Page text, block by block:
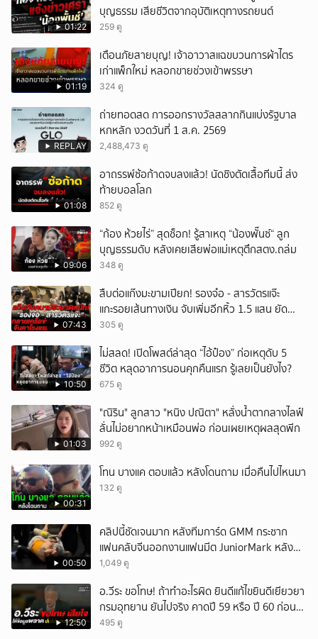
01:22
บุญธรรม เสียชีวิตจากอุบัติเหตุทางรถยนต์
259 ดู
01:19
เตือนภัยสายบุญ! เจ้าอาวาสแฉขบวนการผ้าไตร
เก่าแพ็กใหม่ หลอกขายช่วงเข้าพรรษา
324 ดู
REPLAY
ถ่ายทอดสด การออกรางวัลสลากกินแบ่งรัฐบาล
หกหลัก งวดวันที่ 1 ส.ค. 2569
2,488,473 ดู
01:08
อาถรรพ์ซ้อก้าดจบลงแล้ว! นัดชิงตัดเสื้อทีมนี้ ส่ง
ท้ายบอลโลก
852 ดู
09:06
“ก้อง ห้วยไร่” สุดช็อก! รู้สาเหตุ “น้องพั๊นซ์“ ลูก
บุญธรรมดับ หลังเคยเสียพ่อแม่เหตุตึกสตง.ถล่ม
348 ดู
07:43
สืบต่อแก๊งมะขามเปียก! รองจ๋อ - สารวัตรแจ๊ะ
แกะรอยเส้นทางเงิน จับเพิ่มอีกหิ้ว 1.5 แสน ยัด
สินบน
305 ดู
10:50
ไม่สลด! เปิดโพสต์ล่าสุด “ไอ้ป๋อง” ก่อเหตุดับ 5
ชีวิต หลุดอาการนอนคุกคืนแรก รู้เลยเป็นยังไง?
675 ดู
01:03
"ณิริน" ลูกสาว "หนิง ปณิตา" หลั่งน้ำตากลางไลฟ์
ลั่นไม่อยากหน้าเหมือนพ่อ ก่อนเผยเหตุผลสุดพีก
992 ดู
00:31
โทน บางแค ตอบแล้ว หลังโดนถาม เมื่อคืนไปไหนมา
132 ดู
00:50
คลิปนี้ชัดเจนมาก หลังทีมการ์ด GMM กระชาก
แฟนคลับจีนออกงานแฟนมีต JuniorMark หลัง
ฝ่าฝืนกติกาจองคิว
1,049 ดู
12:50
อ.วีระ ขอโทษ! ถ้าทำอะไรผิด ยินดีแก้ไขยินดีเยียวยา
กรมอุทยาน ยันไปจริง คาดปี 59 หรือ ปี 60 ก่อน
ปิดให้พัก
495 ดู